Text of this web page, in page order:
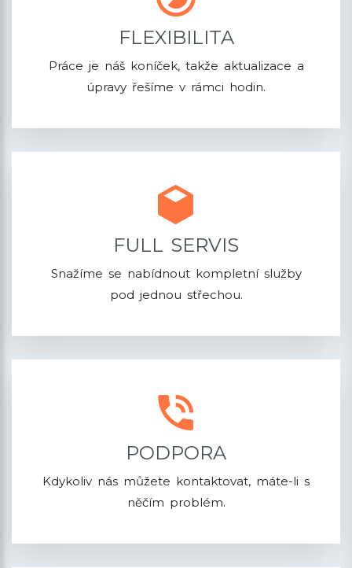
FLEXIBILITA
Práce je náš koníček, takže aktualizace a
úpravy řešíme v rámci hodin.
FULL SERVIS
Snažíme se nabídnout kompletní služby
pod jednou střechou.
PODPORA
Kdykoliv nás můžete kontaktovat, máte-li s
něčím problém.